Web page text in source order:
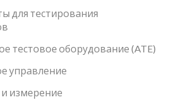
для тестирования
тестовое оборудование (ATE)
управление
измерение